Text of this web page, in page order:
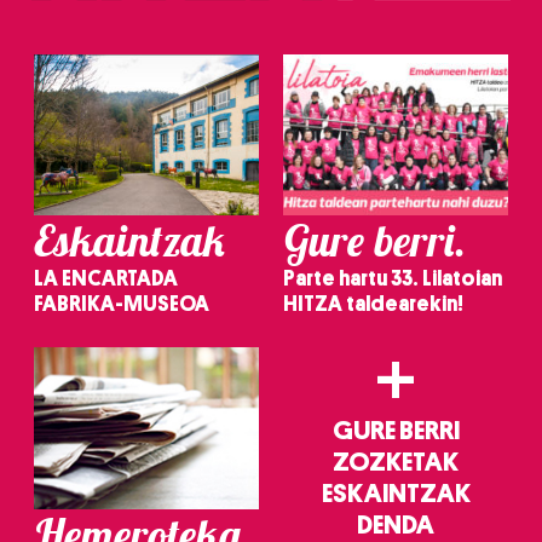
Eskaintzak
LA ENCARTADA
FABRIKA-MUSEOA
Gure berri.
Parte hartu 33. Lilatoian
HITZA taldearekin!
+
GURE BERRI
ZOZKETAK
ESKAINTZAK
DENDA